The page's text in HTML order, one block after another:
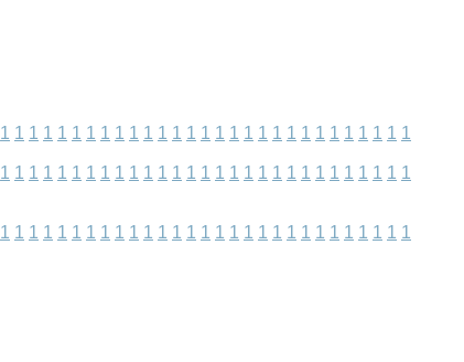
1 1 1 1 1 1 1 1 1 1 1 1 1 1 1 1 1 1 1 1 1 1 1 1 1 1 1 1 1
1 1 1 1 1 1 1 1 1 1 1 1 1 1 1 1 1 1 1 1 1 1 1 1 1 1 1 1 1
1 1 1 1 1 1 1 1 1 1 1 1 1 1 1 1 1 1 1 1 1 1 1 1 1 1 1 1 1